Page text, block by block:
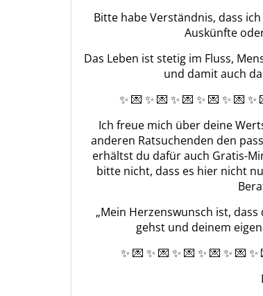
Bitte habe Verständnis, dass
Auskünfte
Das Leben ist stetig im Fluss,
und damit auch
✨ 💌 ✨ 💌 ✨ 💌 ✨ 💌 ✨ 💌 ✨
Ich freue mich über deine
anderen Ratsuchenden den
erhältst du dafür auch Gratis-
bitte nicht, dass es hier nicht
„Mein Herzenswunsch ist,
gehst und deinem
✨ 💌 ✨ 💌 ✨ 💌 ✨ 💌 ✨ 💌